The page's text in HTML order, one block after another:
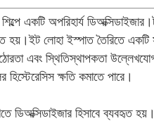
একটি অপরিহার্য
লোহা ইস্পাত তৈরিতে একটি
এবং স্থিতিস্থাপকতা
হিস্টেরেসিস ক্ষতি কমাতে পারে।
ডিঅক্সিডাইজার হিসাবে ব্যবহৃত হয়।